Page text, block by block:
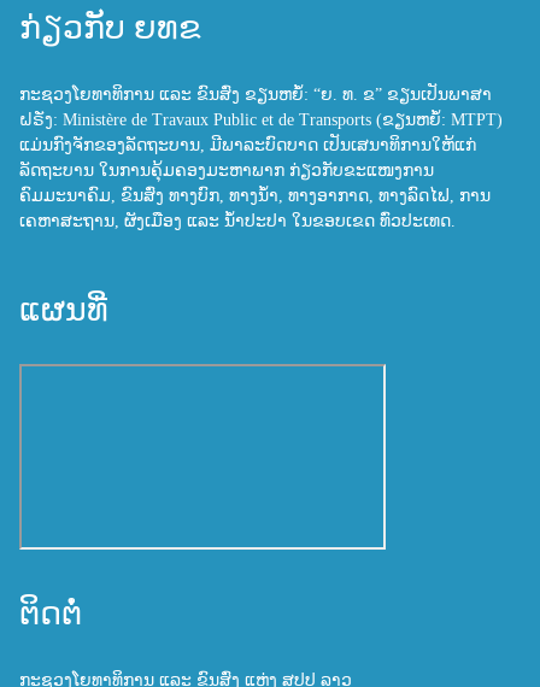
ກ່ຽວກັບ ຍທຂ
ກະຊວງໂຍທາທິການ ແລະ ຂົນສົ່ງ ຂຽນຫຍໍ້: “ຍ. ທ. ຂ” ຂຽນເປັນພາສາ
ຝຣັ່ງ: Ministère de Travaux Public et de Transports (ຂຽນຫຍໍ້: MTPT)
ແມ່ນກົງຈັກຂອງລັດຖະບານ, ມີພາລະບົດບາດ ເປັນເສນາທິການໃຫ້ແກ່
ລັດຖະບານ ໃນການຄຸ້ມຄອງມະຫາພາກ ກ່ຽວກັບຂະແໜງການ
ຄົມມະນາຄົມ, ຂົນສົ່ງ ທາງບົກ, ທາງນ້ຳ, ທາງອາກາດ, ທາງລົດໄຟ, ການ
ເຄຫາສະຖານ, ຜັງເມືອງ ແລະ ນ້ຳປະປາ ໃນຂອບເຂດ ທົ່ວປະເທດ.
ແຜນທີ່
ຕິດຕໍ່
ກະຊວງໂຍທາທິການ ແລະ ຂົນສົ່ງ ແຫ່ງ ສປປ ລາວ